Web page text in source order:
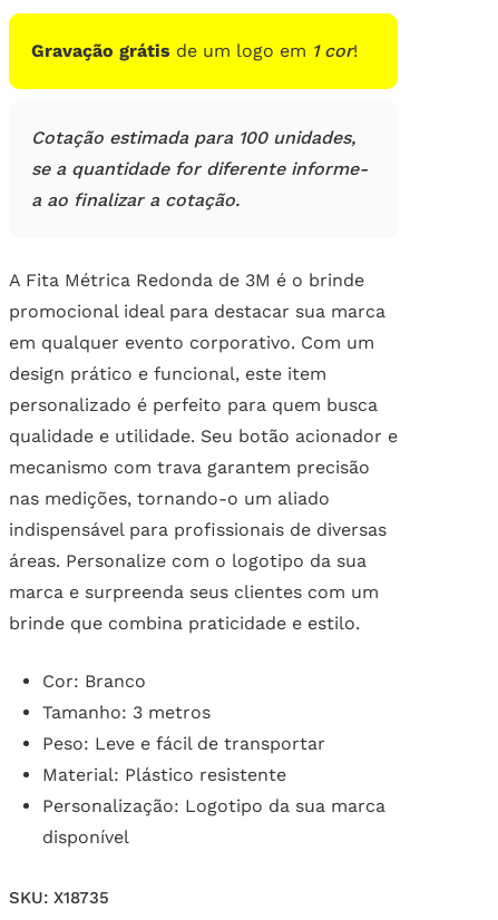
Gravação grátis de um logo em 1 cor!
Cotação estimada para 100 unidades,
se a quantidade for diferente informe-
a ao finalizar a cotação.
A Fita Métrica Redonda de 3M é o brinde
promocional ideal para destacar sua marca
em qualquer evento corporativo. Com um
design prático e funcional, este item
personalizado é perfeito para quem busca
qualidade e utilidade. Seu botão acionador e
mecanismo com trava garantem precisão
nas medições, tornando-o um aliado
indispensável para profissionais de diversas
áreas. Personalize com o logotipo da sua
marca e surpreenda seus clientes com um
brinde que combina praticidade e estilo.
Cor: Branco
Tamanho: 3 metros
Peso: Leve e fácil de transportar
Material: Plástico resistente
Personalização: Logotipo da sua marca
disponível
SKU: X18735